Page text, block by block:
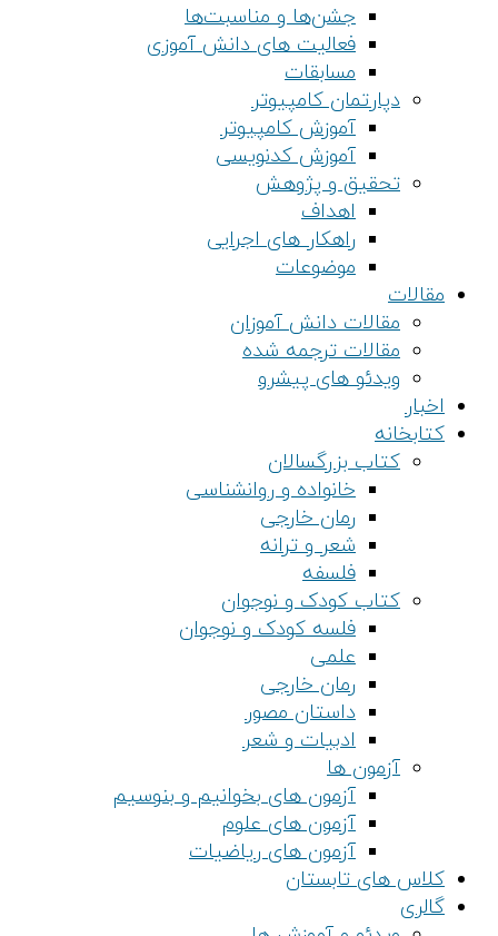
جشن‌ها و مناسبت‌ها
فعالیت های دانش آموزی
مسابقات
دپارتمان کامپیوتر
آموزش کامپیوتر
آموزش کدنویسی
تحقیق و پژوهش
اهداف
راهکار های اجرایی
موضوعات
مقالات
مقالات دانش آموزان
مقالات ترجمه شده
ویدئو های پیشرو
اخبار
کتابخانه
کتاب بزرگسالان
خانواده و روانشناسی
رمان خارجی
شعر و ترانه
فلسفه
کتاب کودک و نوجوان
فلسه کودک و نوجوان
علمی
رمان خارجی
داستان مصور
ادبیات و شعر
آزمون ها
آزمون های بخوانیم و بنوسیم
آزمون های علوم
آزمون های ریاضیات
کلاس های تابستان
گالری